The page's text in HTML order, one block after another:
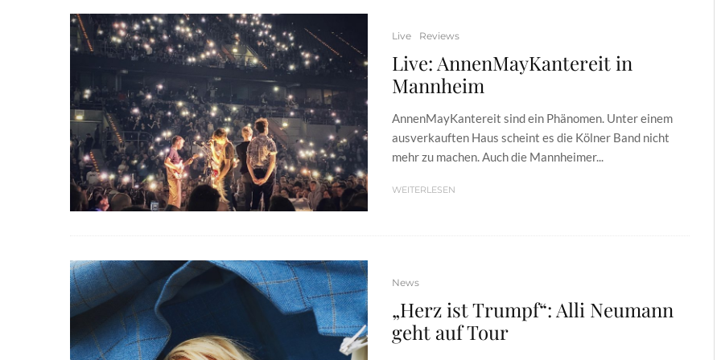
Live Reviews
Live: AnnenMayKantereit in
Mannheim
AnnenMayKantereit sind ein Phänomen. Unter einem
ausverkauften Haus scheint es die Kölner Band nicht
mehr zu machen. Auch die Mannheimer...
WEITERLESEN
News
„Herz ist Trumpf“: Alli Neumann
geht auf Tour